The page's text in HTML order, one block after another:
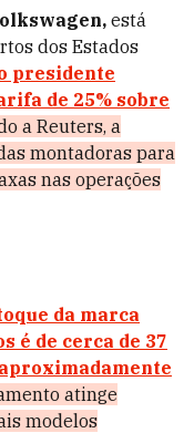
está
dos Estados
presidente
de 25% sobre
a Reuters, a
montadoras para
nas operações
da marca
é de cerca de 37
atinge
modelos